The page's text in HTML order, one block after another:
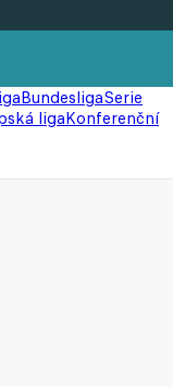
BundesligaSerie
ligaKonferenční